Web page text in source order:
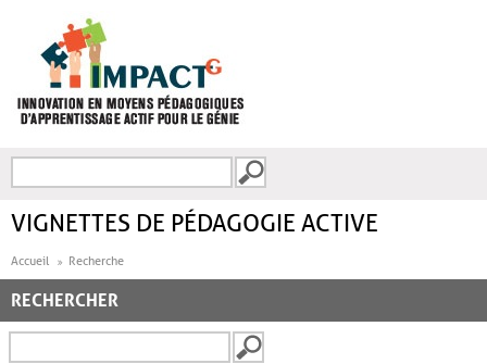
FORMULAIRE DE
VIGNETTES DE PÉDAGOGIE ACTIVE
Accueil Recherche
RECHERCHER